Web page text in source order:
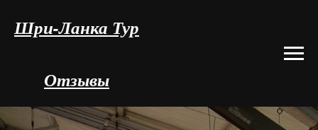
Шри-Ланка Тур
Отзывы